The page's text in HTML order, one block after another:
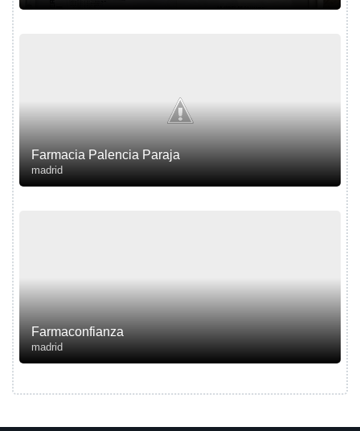
Farmacia Palencia Paraja
madrid
Farmaconfianza
madrid